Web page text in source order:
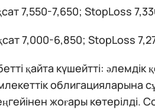
7,550-7,650; StopLoss
7,000-6,850; StopLoss
қайта күшейтті: әлемдік
облигацияларына
жоғары көтерілді.